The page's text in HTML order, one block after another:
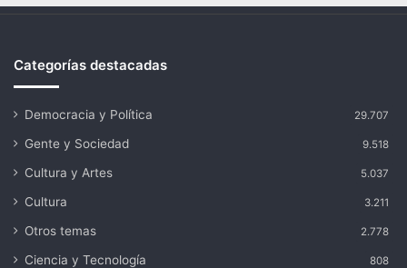
Categorías destacadas
Democracia y Política 29.707
Gente y Sociedad 9.518
Cultura y Artes 5.037
Cultura 3.211
Otros temas 2.778
Ciencia y Tecnología 808